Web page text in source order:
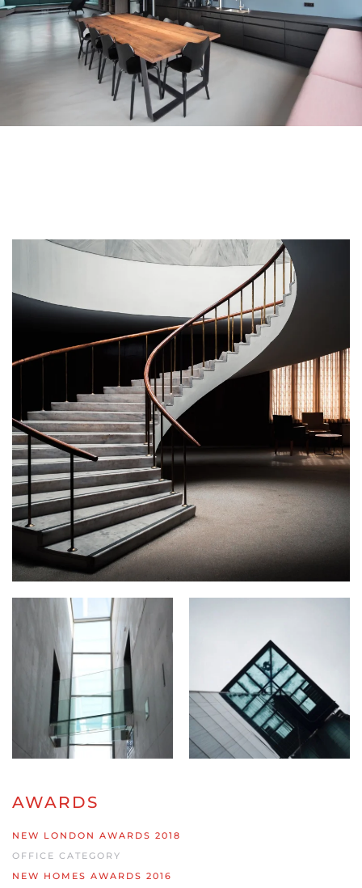
AWARDS
NEW LONDON AWARDS 2018
OFFICE CATEGORY
NEW HOMES AWARDS 2016